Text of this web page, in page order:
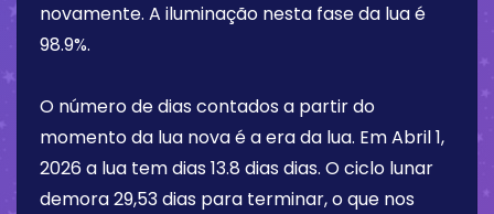
novamente. A iluminação nesta fase da lua é
98.9%.
O número de dias contados a partir do
momento da lua nova é a era da lua. EmAbril 1,
2026 a lua tem dias 13.8 dias dias. O ciclo lunar
demora 29,53 dias para terminar, o que nos